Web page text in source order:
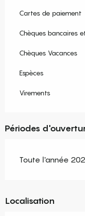
Cartes de paiement
Chèques bancaires
Chèques Vacances
Espèces
Virements
Périodes
Toute l'année
Localisation